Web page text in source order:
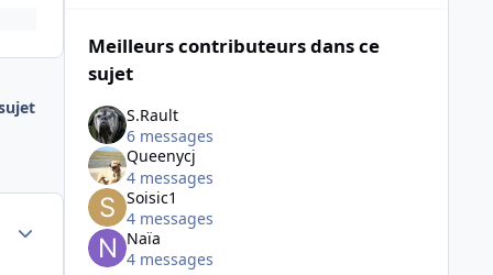
Author stats
Meilleurs contributeurs dans ce
sujet
S.Rault
6 messages
Queenycj
4 messages
Soisic1
4 messages
Naïa
4 messages